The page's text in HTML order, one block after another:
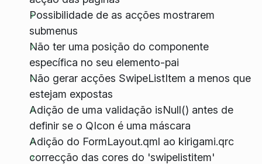
Possibilidade de as acções mostrarem
submenus
Não ter uma posição do componente
específica no seu elemento-pai
Não gerar acções SwipeListItem a menos que
estejam expostas
Adição de uma validação isNull() antes de
definir se o QIcon é uma máscara
Adição do FormLayout.qml ao kirigami.qrc
correcção das cores do 'swipelistitem'